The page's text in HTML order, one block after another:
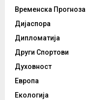
Временска Прогноза
Дијаспора
Дипломатија
Други Спортови
Духовност
Европа
Екологија